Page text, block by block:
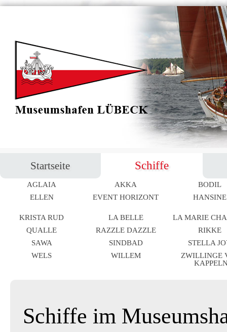
Navigation
überspringen
Startseite Schiffe
Navigation
überspringen
AGLAIA AKKA
BODIL
ELLEN
EVENT HORIZONT HANSINE
KRISTA RUD LA BELLE
LA MARIE
QUALLE
RAZZLE DAZZLE
RIKKE
SAWA
SINDBAD
STELLA
WELS
WILLEM
ZWILLINGE
Schiffe im